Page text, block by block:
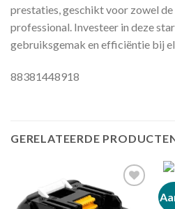
prestaties, geschikt voor zowel
professional. Investeer in deze
gebruiksgemak en efficiëntie bij
88381448918
GERELATEERDE